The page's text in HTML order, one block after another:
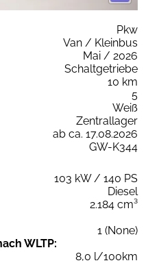
Pkw
Van / Kleinbus
Mai / 2026
Schaltgetriebe
10 km
5
Weiß
Zentrallager
ab ca. 17.08.2026
GW-K344
103 kW / 140 PS
Diesel
2.184 cm³
1 (None)
WLTP:
8,0 l/100km